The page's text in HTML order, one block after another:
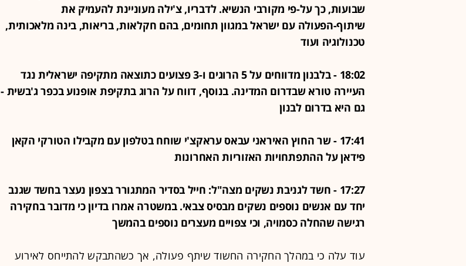
שבועות, כך על-פי מקורבי הנשיא. לדבריו, צ'ילה מעוניינת להעמיק את
שיתוף-הפעולה עם ישראל במגוון תחומים, בהם חקלאות, בריאות, בינה מלאכותית,
טכנולוגיה ועוד
18:02 - בלבנון מדווחים על 5 הרוגים ו-3 פצועים כתוצאה מתקיפה ישראלית נגד
העיירה טורא שבדרום המדינה. בנוסף, דווח על הרוג בתקיפת אופנוע בכפר ג'בשית -
גם היא בדרום לבנון
17:41 - שר החוץ האיראני עבאס עראקצ'י שוחח בטלפון עם מקבילו הטורקי הקאן
פידאן על ההתפתחויות האזוריות האחרונות
17:27 - חשד לגניבת נשקים מצה"ל: חייל בסדיר המתגורר בצפון נעצר בחשד שגנב
יחד עם אנשים נוספים נשקים מבסיס צבאי. במשטרה אמרו בדיון כי מדובר בחקירה
רגישה שהחלה כסמויה, וכי צפויים מעצרים נוספים בהמשך
עוד עלה כי במהלך החקירה החשוד שיתף פעולה, אך כשהתבקש להתייחס לאירוע